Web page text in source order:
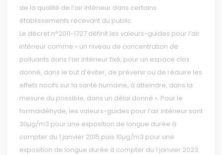
de la qualité de l’air intérieur dans certains
établissements recevant du public
Le décret n°2011-1727 définit les valeurs-guides pour l’air
intérieur comme « un niveau de concentration de
polluants dans l’air intérieur fixé, pour un espace clos
donné, dans le but d’éviter, de prévenir ou de réduire les
effets nocifs sur la santé humaine, à atteindre, dans la
mesure du possible, dans un délai donné ». Pour le
formaldéhyde, les valeurs-guides pour l’air intérieur sont
30µg/m3 pour une exposition de longue durée à
compter du 1 janvier 2015 puis 10µg/m3 pour une
exposition de longue durée à compter du 1 janvier 2023.